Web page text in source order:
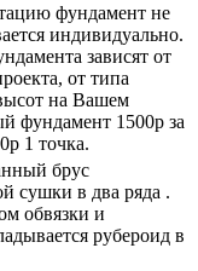
фундамент не
индивидуально.
зависят от
от типа
на Вашем
фундамент 1500р за
1 точка.
брус
сушки в два ряда .
обвязки и
рубероид в